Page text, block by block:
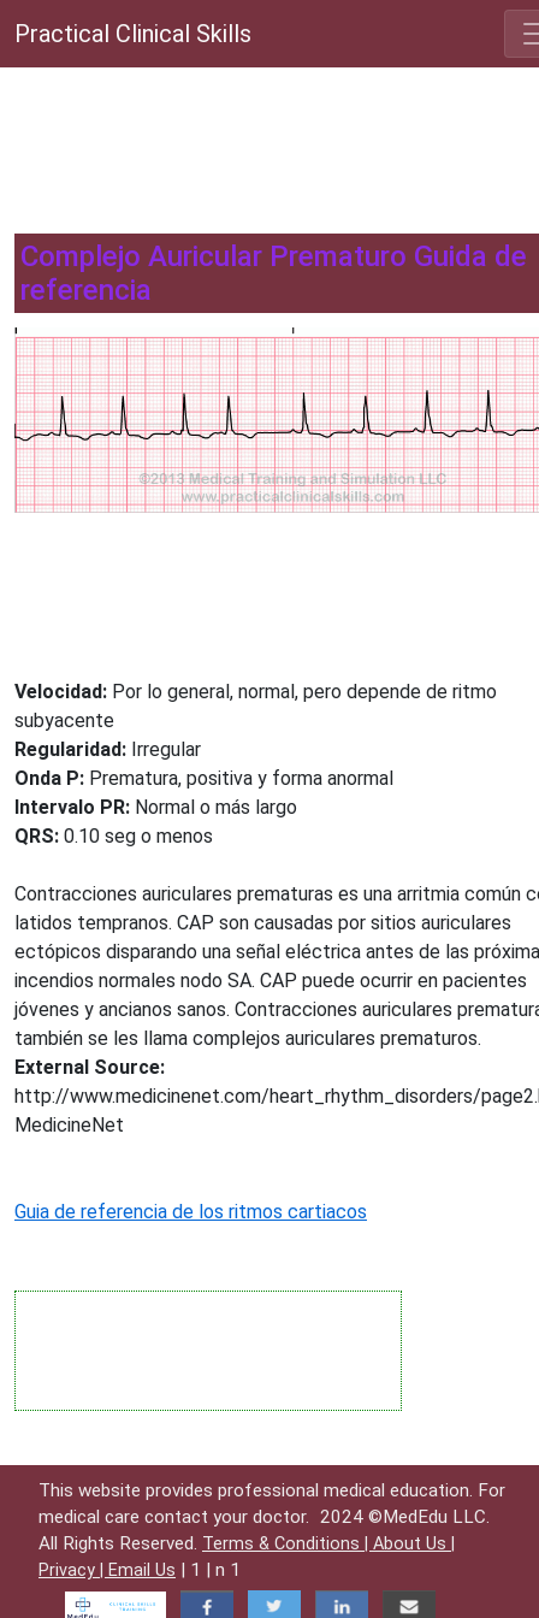
Practical Clinical Skills
Complejo Auricular Prematuro Guida de
referencia
Velocidad: Por lo general, normal, pero depende de ritmo
subyacente
Regularidad: Irregular
Onda P: Prematura, positiva y forma anormal
Intervalo PR: Normal o más largo
QRS: 0.10 seg o menos
Contracciones auriculares prematuras es una arritmia común
latidos tempranos. CAP son causadas por sitios auriculares
ectópicos disparando una señal eléctrica antes de las
incendios normales nodo SA. CAP puede ocurrir en pacientes
jóvenes y ancianos sanos. Contracciones auriculares
también se les llama complejos auriculares prematuros.
External Source:
http://www.medicinenet.com/heart_rhythm_disorders/
MedicineNet
Guia de referencia de los ritmos cartiacos
This website provides professional medical education. For
medical care contact your doctor.
2024 ©MedEdu LLC.
All Rights Reserved. Terms & Conditions | About Us |
Privacy |
Email Us | 1 | n 1